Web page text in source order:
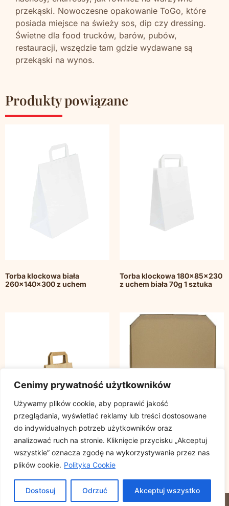
Cenimy prywatność użytkowników
Używamy plików cookie, aby poprawić jakość
przeglądania, wyświetlać reklamy lub treści dostosowane
do indywidualnych potrzeb użytkowników oraz
analizować ruch na stronie. Kliknięcie przycisku „Akceptuj
wszystkie” oznacza zgodę na wykorzystywanie przez nas
plików cookie. Polityka Cookie
Dostosuj Odrzuć Akceptuj wszystko
przekąski. Nowoczesne opakowanie ToGo, które
posiada miejsce na świeży sos, dip czy dressing.
Świetne dla food trucków, barów, pubów,
restauracji, wszędzie tam gdzie wydawane są
przekąski na wynos.
Produkty powiązane
Torba klockowa biała
260x140x300 z uchem
Torba klockowa 180x85x230
z uchem biała 70g 1 sztuka
Torba klockowa szara
180x85x230 z uchem
płaskim op. 50 sztuk
sztuk
© 2023 DEMICO. ALL RIGHTS RESERVED.